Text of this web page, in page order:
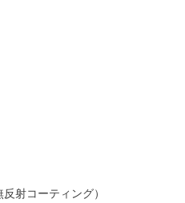
射コーティング）